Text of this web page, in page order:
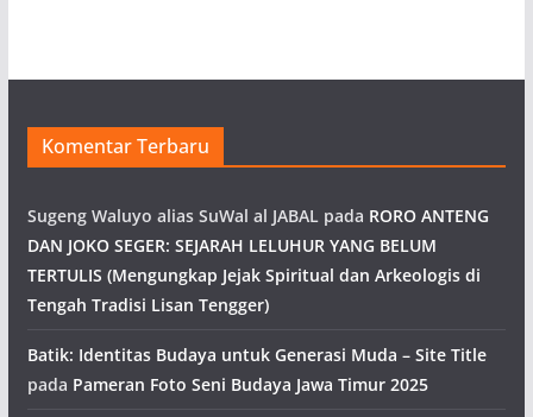
Komentar Terbaru
Sugeng Waluyo alias SuWal al JABAL pada RORO ANTENG
DAN JOKO SEGER: SEJARAH LELUHUR YANG BELUM
TERTULIS (Mengungkap Jejak Spiritual dan Arkeologis di
Tengah Tradisi Lisan Tengger)
Batik: Identitas Budaya untuk Generasi Muda – Site Title
pada Pameran Foto Seni Budaya Jawa Timur 2025